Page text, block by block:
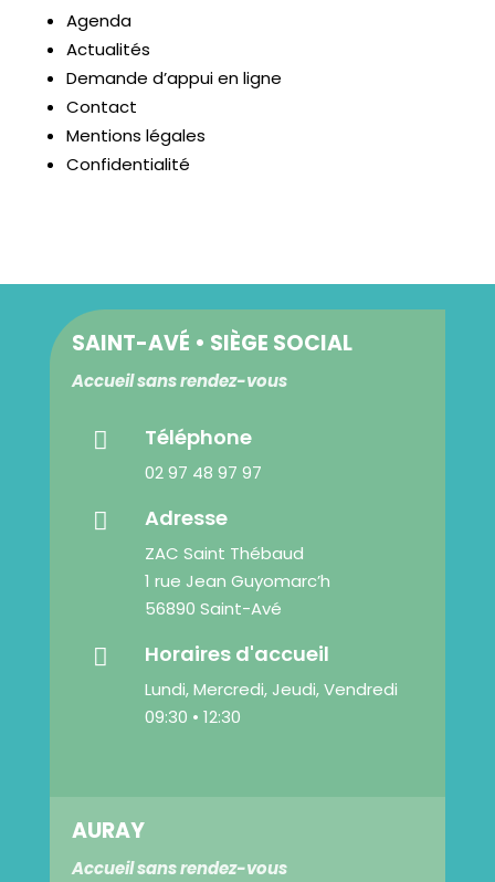
Agenda
Actualités
Demande d’appui en ligne
Contact
Mentions légales
Confidentialité
SAINT-AVÉ • SIÈGE SOCIAL
Accueil sans rendez-vous
 Téléphone
02 97 48 97 97
 Adresse
ZAC Saint Thébaud
1 rue Jean Guyomarc’h
56890 Saint-Avé
 Horaires d'accueil
Lundi, Mercredi, Jeudi, Vendredi
09:30 • 12:30
AURAY
Accueil sans rendez-vous